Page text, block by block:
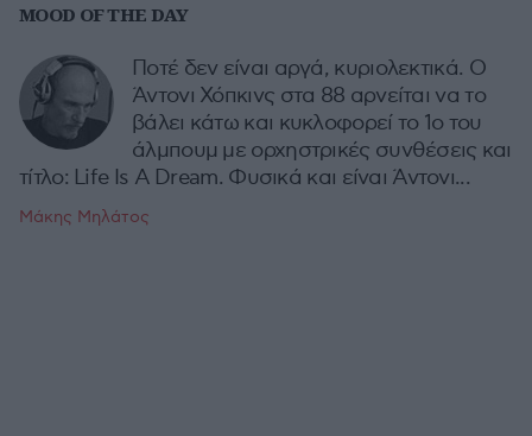
MOOD OF THE DAY
Ποτέ δεν είναι αργά, κυριολεκτικά. Ο
Άντονι Χόπκινς στα 88 αρνείται να το
βάλει κάτω και κυκλοφορεί το 1ο του
άλμπουμ με ορχηστρικές συνθέσεις και
τίτλο: Life Is A Dream. Φυσικά και είναι Άντονι...
Μάκης Μηλάτος